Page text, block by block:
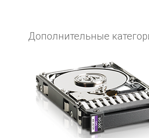
Дополнительные